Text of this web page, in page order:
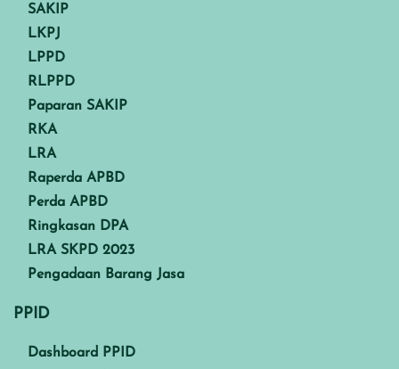
SAKIP
LKPJ
LPPD
RLPPD
Paparan SAKIP
RKA
LRA
Raperda APBD
Perda APBD
Ringkasan DPA
LRA SKPD 2023
Pengadaan Barang Jasa
PPID
Dashboard PPID